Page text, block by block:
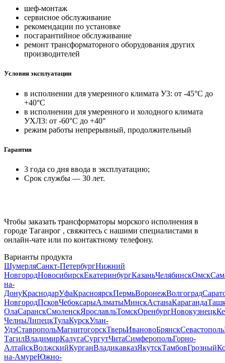
шеф-монтаж
сервисное обслуживание
рекомендации по установке
посгарантийное обслуживание
ремонт трансформаторного оборудования других
производителей
Условия эксплуатации
в исполнении для умеренного климата У3: от -45°С до
+40°С
в исполнении для умеренного и холодного климата
УХЛ3: от -60°С до +40°
режим работы непрерывный, продолжительный
Гарантия
3 года со дня ввода в эксплуатацию;
Срок службы — 30 лет.
Чтобы заказать трансформаторы морского исполнения в
городе Таганрог , свяжитесь с нашими специалистами в
онлайн-чате или по контактному телефону.
Варианты продукта
ШумерляСанкт-ПетербургНижний
НовгородНовосибирскЕкатеринбургКазаньЧелябинскОмск
на-
ДонуКраснодарУфаКрасноярскПермьВоронежВолгоград
НовгородПсковЧебоксарыАлматыМинскАстанаКараганда
ОлаСаранскСмоленскЯрославльТомскОренбургНовокузнецк
ЧелныЛипецкТулаКурскУлан-
УдэСтавропольМагнитогорскТверьИвановоБрянскСевастополь
ТагилВладимирКалугаСургутЧитаСимферопольГорно-
АлтайскВолжскийКурганВладикавказЯкутскТамбовГрозный
на-АмуреЮжно-